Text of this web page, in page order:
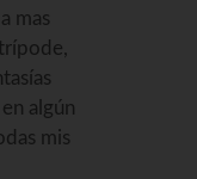
mas
algún
mis